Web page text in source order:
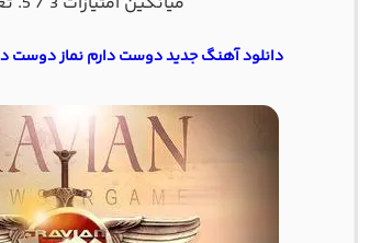
دانلود آهنگ جدید دوست دارم نماز دوست